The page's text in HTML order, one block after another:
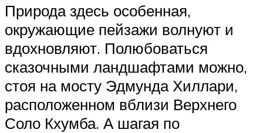
Природа здесь особенная,
окружающие пейзажи волнуют и
вдохновляют. Полюбоваться
сказочными ландшафтами можно,
стоя на мосту Эдмунда Хиллари,
расположенном вблизи Верхнего
Соло Кхумба. А шагая по